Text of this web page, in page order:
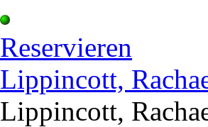
Reservieren
Lippincott,
Lippincott,